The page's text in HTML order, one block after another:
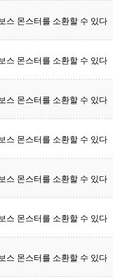
스 몬스터를 소환할 수 있다
스 몬스터를 소환할 수 있다
스 몬스터를 소환할 수 있다
스 몬스터를 소환할 수 있다
스 몬스터를 소환할 수 있다
스 몬스터를 소환할 수 있다
스 몬스터를 소환할 수 있다